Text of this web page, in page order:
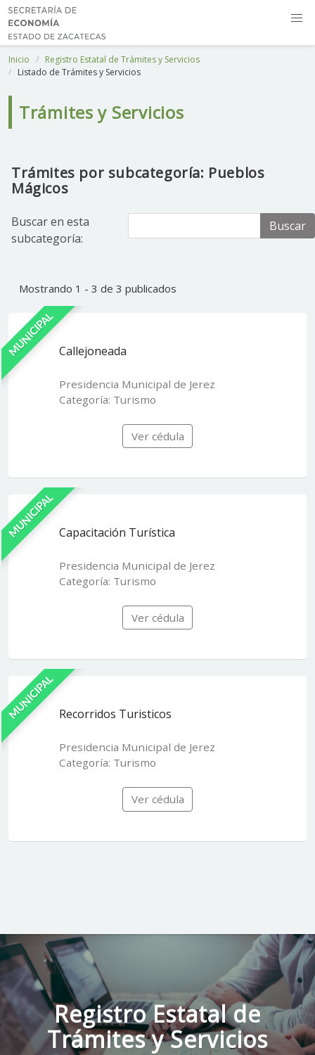
Inicio
Registro Estatal de Trámites y Servicios
Listado de Trámites y Servicios
Trámites y Servicios
Trámites por subcategoría: Pueblos
Mágicos
Buscar en esta
subcategoría:
Buscar
Mostrando 1 - 3 de 3 publicados
MUNICIPAL Callejoneada
Presidencia Municipal de Jerez
Categoría: Turismo
Ver cédula
MUNICIPAL Capacitación Turística
Presidencia Municipal de Jerez
Categoría: Turismo
Ver cédula
MUNICIPAL Recorridos Turisticos
Presidencia Municipal de Jerez
Categoría: Turismo
Ver cédula
Registro Estatal de
Trámites y Servicios